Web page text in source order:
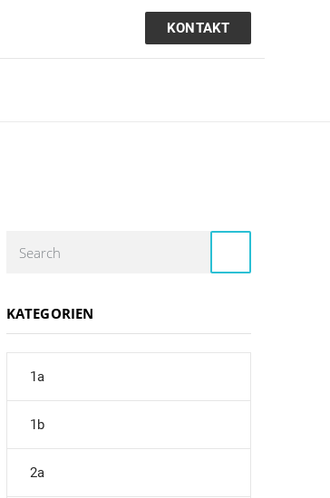
KONTAKT
KATEGORIEN
1a
1b
2a